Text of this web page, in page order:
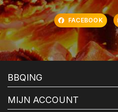
FACEBOOK
BBQING
MIJN ACCOUNT